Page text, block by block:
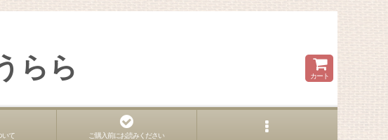
らら カート
いて ご購入前にお読みください